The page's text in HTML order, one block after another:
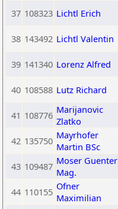
37 108323 Lichtl Erich
38 143492 Lichtl Valentin
39 141340 Lorenz Alfred
40 108588 Lutz Richard
41 108776 Marijanovic
Zlatko
42 135750 Mayrhofer
Martin BSc
43 109487 Moser Guenter
Mag.
44 110155 Ofner
Maximilian